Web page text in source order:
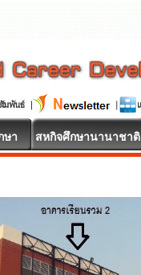
ษา สหกิจศึกษานานาชาติ